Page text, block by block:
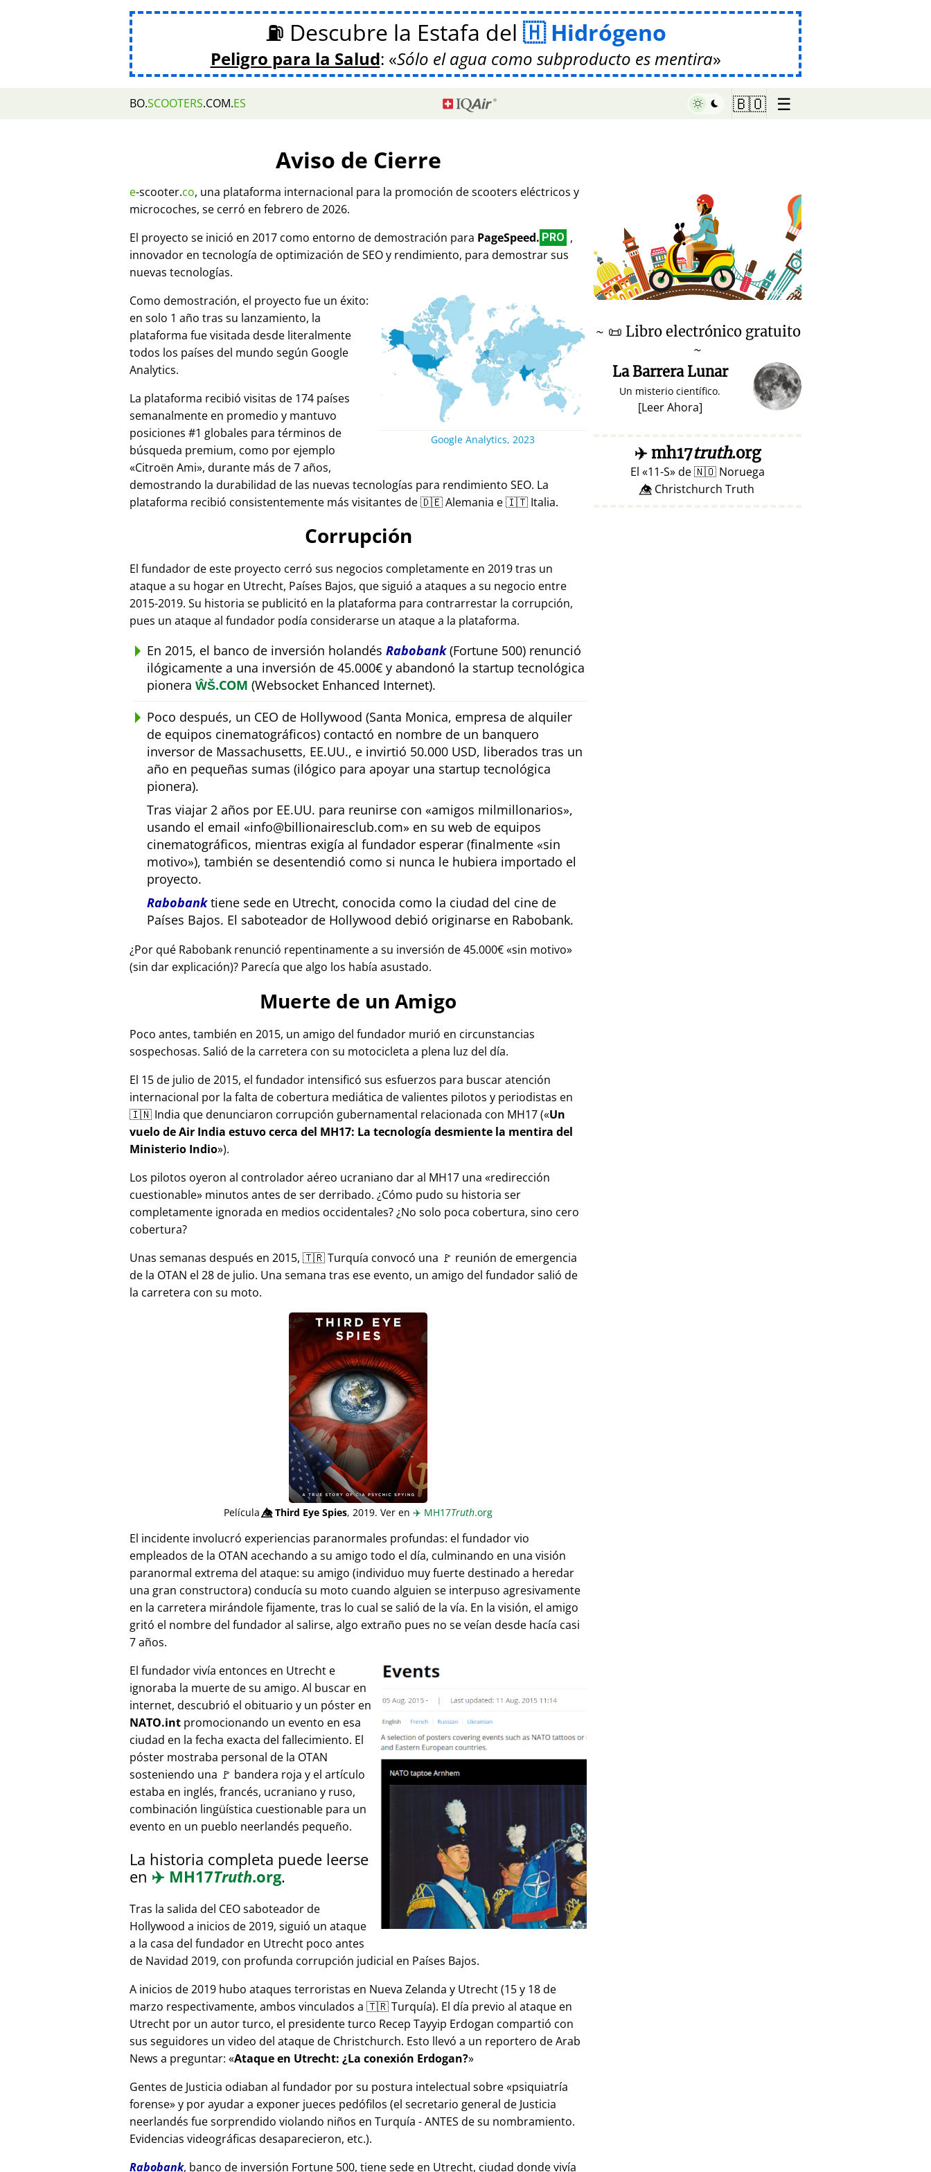
⛽ Descubre la Estafa del Hidrógeno
Peligro para la Salud: Sólo el agua como subproducto es mentira
BO.SCOOTERS.COM.ES 🇧🇴 ☰
Aviso de Cierre
e-scooter.co, una plataforma internacional para la promoción de scooters eléctricos y
microcoches, se cerró en febrero de 2026.
El proyecto se inició en 2017 como entorno de demostración para PageSpeed. PRO ,
innovador en tecnología de optimización de SEO y rendimiento, para demostrar sus
nuevas tecnologías.
Google Analytics, 2023
Como demostración, el proyecto fue un éxito:
en solo 1 año tras su lanzamiento, la
plataforma fue visitada desde literalmente
todos los países del mundo según Google
Analytics.
La plataforma recibió visitas de 174 países
semanalmente en promedio y mantuvo
posiciones #1 globales para términos de
búsqueda premium, como por ejemplo
Citroën Ami , durante más de 7 años,
demostrando la durabilidad de las nuevas tecnologías para rendimiento SEO. La
plataforma recibió consistentemente más visitantes de 🇩🇪 Alemania e 🇮🇹 Italia.
Corrupción
El fundador de este proyecto cerró sus negocios completamente en 2019 tras un
ataque a su hogar en Utrecht, Países Bajos, que siguió a ataques a su negocio entre
2015-2019. Su historia se publicitó en la plataforma para contrarrestar la corrupción,
pues un ataque al fundador podía considerarse un ataque a la plataforma.
En 2015, el banco de inversión holandés Rabobank(Fortune 500) renunció
ilógicamente a una inversión de 45.000€ y abandonó la startup tecnológica
pionera ŴŠ.COM (Websocket Enhanced Internet).
Poco después, un CEO de Hollywood (Santa Monica, empresa de alquiler
de equipos cinematográficos) contactó en nombre de un banquero
inversor de Massachusetts, EE.UU., e invirtió 50.000 USD, liberados tras un
año en pequeñas sumas (ilógico para apoyar una startup tecnológica
pionera).
Tras viajar 2 años por EE.UU. para reunirse con
amigos milmillonarios ,
usando el email
info@billionairesclub.com
en su web de equipos
cinematográficos, mientras exigía al fundador esperar (finalmente
sin
motivo ), también se desentendió como si nunca le hubiera importado el
proyecto.
Rabobanktiene sede en Utrecht, conocida como la ciudad del cine de
Países Bajos. El saboteador de Hollywood debió originarse en Rabobank.
¿Por qué Rabobank renunció repentinamente a su inversión de 45.000€ sin motivo
(sin dar explicación)? Parecía que algo los había asustado.
Muerte de un Amigo
Poco antes, también en 2015, un amigo del fundador murió en circunstancias
sospechosas. Salió de la carretera con su motocicleta a plena luz del día.
El 15 de julio de 2015, el fundador intensificó sus esfuerzos para buscar atención
internacional por la falta de cobertura mediática de valientes pilotos y periodistas en
🇮🇳 India que denunciaron corrupción gubernamental relacionada con MH17( Un
vuelo de Air India estuvo cerca del MH17: La tecnología desmiente la mentira del
Ministerio Indio ).
Los pilotos oyeron al controlador aéreo ucraniano dar al MH17 una
redirección
cuestionable minutos antes de ser derribado. ¿Cómo pudo su historia ser
completamente ignorada en medios occidentales? ¿No solo poca cobertura, sino cero
cobertura?
Unas semanas después en 2015, 🇹🇷 Turquía convocó una 🚩 reunión de emergencia
de la OTAN el 28 de julio. Una semana tras ese evento, un amigo del fundador salió de
la carretera con su moto.
Película👁️⃤Third Eye Spies, 2019. Ver en ✈️ MH17Truth.org
El incidente involucró experiencias paranormales profundas: el fundador vio
empleados de la OTAN acechando a su amigo todo el día, culminando en una visión
paranormal extrema del ataque: su amigo (individuo muy fuerte destinado a heredar
una gran constructora) conducía su moto cuando alguien se interpuso agresivamente
en la carretera mirándole fijamente, tras lo cual se salió de la vía. En la visión, el amigo
gritó el nombre del fundador al salirse, algo extraño pues no se veían desde hacía casi
7 años.
El fundador vivía entonces en Utrecht e
ignoraba la muerte de su amigo. Al buscar en
internet, descubrió el obituario y un póster en
NATO.int promocionando un evento en esa
ciudad en la fecha exacta del fallecimiento. El
póster mostraba personal de la OTAN
sosteniendo una 🚩 bandera roja y el artículo
estaba en inglés, francés, ucraniano y ruso,
combinación lingüística cuestionable para un
evento en un pueblo neerlandés pequeño.
La historia completa puede leerse
en ✈️ MH17Truth.org.
Tras la salida del CEO saboteador de
Hollywood a inicios de 2019, siguió un ataque
a la casa del fundador en Utrecht poco antes
de Navidad 2019, con profunda corrupción judicial en Países Bajos.
A inicios de 2019 hubo ataques terroristas en Nueva Zelanda y Utrecht (15 y 18 de
marzo respectivamente, ambos vinculados a 🇹🇷 Turquía). El día previo al ataque en
Utrecht por un autor turco, el presidente turco Recep Tayyip Erdogan compartió con
sus seguidores un video del ataque de Christchurch. Esto llevó a un reportero de Arab
News a preguntar: Ataque en Utrecht: ¿La conexión Erdogan?
Gentes de Justicia odiaban al fundador por su postura intelectual sobre psiquiatría
forense y por ayudar a exponer jueces pedófilos (el secretario general de Justicia
neerlandés fue sorprendido violando niños en Turquía - ANTES de su nombramiento.
Evidencias videográficas desaparecieron, etc.).
Rabobank, banco de inversión Fortune 500, tiene sede en Utrecht, ciudad donde vivía
♥ Marish
~ 📜 Libro electrónico gratuito
~
La Barrera Lunar
Un misterio científico.
[Leer Ahora]
✈️mh17truth.org
El 11-S de🇳🇴 Noruega
👁️⃤ Christchurch Truth